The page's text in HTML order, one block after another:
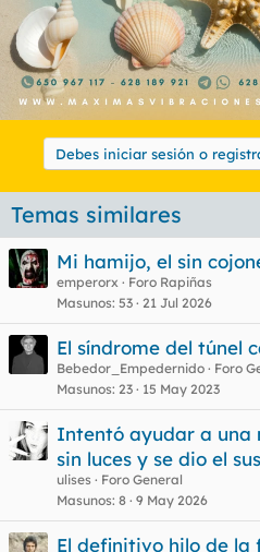
Debes iniciar sesión o
Temas similares
Mi hamijo, el sin
emperorx
Foro Rapiñas
Masunos 53 21 Jul 2026
El síndrome del túnel
Bebedor_Empedernido
Foro
Masunos 23 15 May 2023
Intentó ayudar a una
sin luces y se dio el
ulises
Foro General
Masunos 8 9 May 2026
El definitivo hilo de la